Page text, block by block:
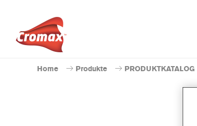
Home Produkte PRODUKTKATALOG